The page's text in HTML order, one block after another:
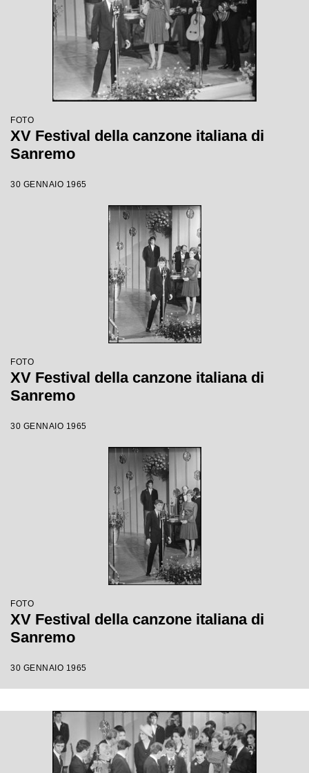
FOTO
XV Festival della canzone italiana di
Sanremo
30 GENNAIO 1965
FOTO
XV Festival della canzone italiana di
Sanremo
30 GENNAIO 1965
FOTO
XV Festival della canzone italiana di
Sanremo
30 GENNAIO 1965